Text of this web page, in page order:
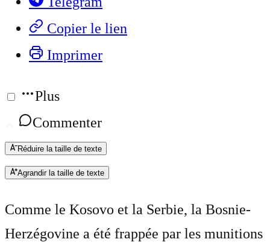
Copier le lien
Imprimer
Plus
Commenter
Réduire la taille de texte
Agrandir la taille de texte
Comme le Kosovo et la Serbie, la Bosnie-
Herzégovine a été frappée par les munitions